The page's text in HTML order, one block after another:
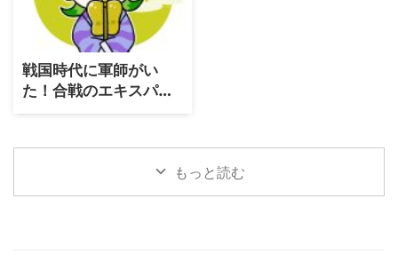
戦国時代に軍師がい
た！合戦のエキスパー
ト軍師と軍配者はどう
もっと読む